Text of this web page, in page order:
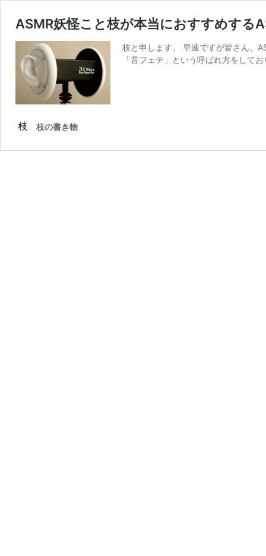
ASMR妖怪こと枝が本当におすすめする
枝と申します。 早速ですが皆さん、
「音フェチ」という呼ばれ方をして
枝の書き物